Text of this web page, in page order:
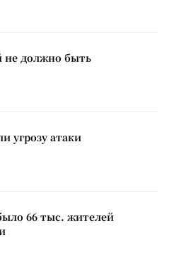
должно быть
угрозу атаки
66 тыс. жителей